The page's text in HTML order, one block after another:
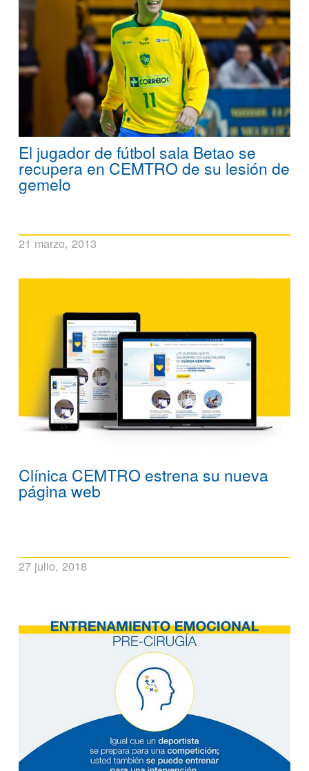
El jugador de fútbol sala Betao se
recupera en CEMTRO de su lesión de
gemelo
21 marzo, 2013
Clínica CEMTRO estrena su nueva
página web
27 julio, 2018